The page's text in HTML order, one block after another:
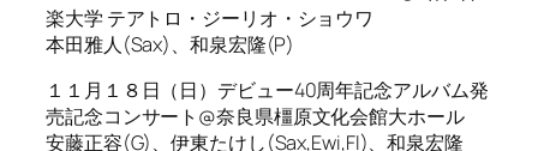
楽大学 テアトロ・ジーリオ・ショウワ
本田雅人(Sax)、和泉宏隆(P)
１１月１８日（日）デビュー40周年記念アルバム発
売記念コンサート@奈良県橿原文化会館大ホール
安藤正容(G)、伊東たけし(Sax,Ewi,Fl)、和泉宏隆